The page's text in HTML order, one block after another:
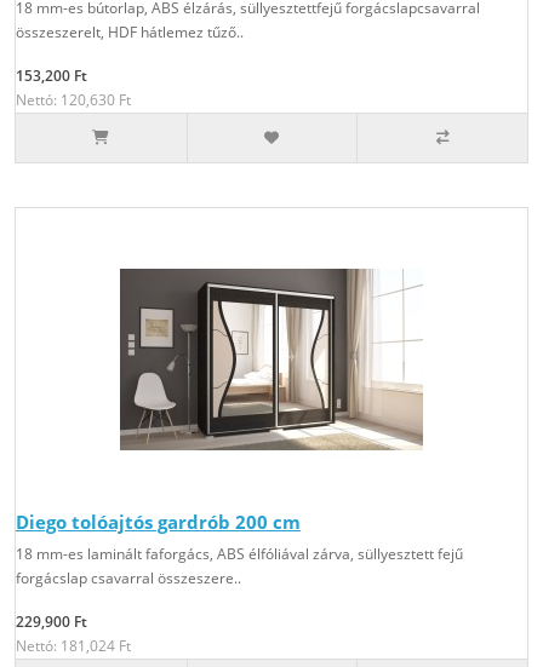
18 mm-es bútorlap, ABS élzárás, süllyesztettfejű forgácslapcsavarral
összeszerelt, HDF hátlemez tűző..
153,200 Ft
Nettó: 120,630 Ft
Diego tolóajtós gardrób 200 cm
18 mm-es laminált faforgács, ABS élfóliával zárva, süllyesztett fejű
forgácslap csavarral összeszere..
229,900 Ft
Nettó: 181,024 Ft